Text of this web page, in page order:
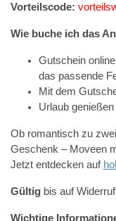
Vorteilscode:
Wie buche ich das
Gutschein
das passende
Mit dem
Urlaub
Ob romantisch zu
Geschenk – Moveen
Jetzt entdecken auf
Gültig bis auf
Wichtige